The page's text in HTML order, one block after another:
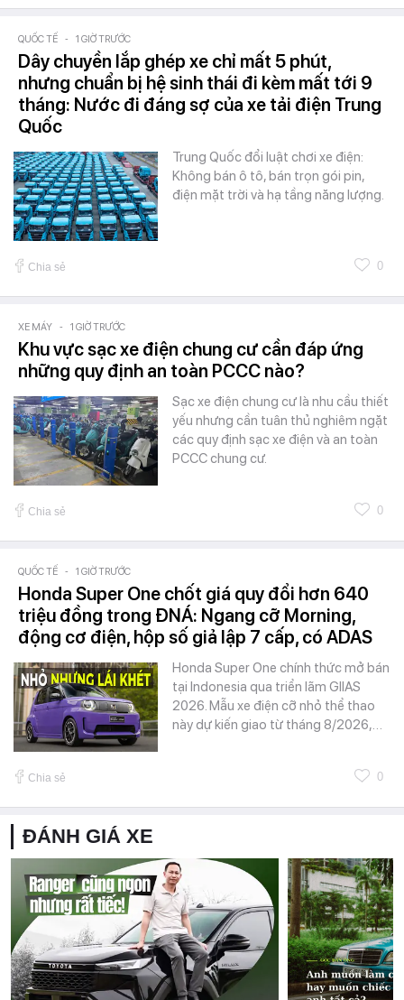
QUỐC TẾ - 1 GIỜ TRƯỚC
Dây chuyền lắp ghép xe chỉ mất 5 phút,
nhưng chuẩn bị hệ sinh thái đi kèm mất tới 9
tháng: Nước đi đáng sợ của xe tải điện Trung
Quốc
Trung Quốc đổi luật chơi xe điện:
Không bán ô tô, bán trọn gói pin,
điện mặt trời và hạ tầng năng lượng.
Chia sẻ 0
XE MÁY - 1 GIỜ TRƯỚC
Khu vực sạc xe điện chung cư cần đáp ứng
những quy định an toàn PCCC nào?
Sạc xe điện chung cư là nhu cầu thiết
yếu nhưng cần tuân thủ nghiêm ngặt
các quy định sạc xe điện và an toàn
PCCC chung cư.
Chia sẻ 0
QUỐC TẾ - 1 GIỜ TRƯỚC
Honda Super One chốt giá quy đổi hơn 640
triệu đồng trong ĐNÁ: Ngang cỡ Morning,
động cơ điện, hộp số giả lập 7 cấp, có ADAS
Honda Super One chính thức mở bán
tại Indonesia qua triển lãm GIIAS
2026. Mẫu xe điện cỡ nhỏ thể thao
này dự kiến giao từ tháng 8/2026,…
Chia sẻ 0
ĐÁNH GIÁ XE